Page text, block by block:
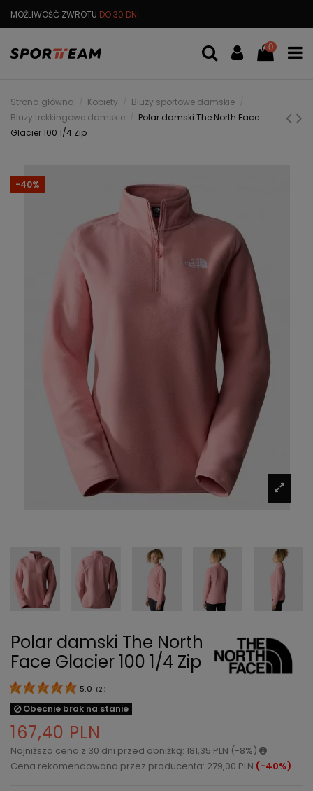
MOŻLIWOŚĆ ZWROTU DO 30 DNI
0
Strona główna Kobiety
Bluzy sportowe damskie
Bluzy trekkingowe damskie
Polar damski The North Face
Glacier 100 1/4 Zip
-40%
Polar damski The North
Face Glacier 100 1/4 Zip
5.0 ( 2 )
Obecnie brak na stanie
167,40 PLN
Najniższa cena z 30 dni przed obniżką: 181,35 PLN (-8%)
Cena rekomendowana przez producenta: 279,00 PLN (-40%)